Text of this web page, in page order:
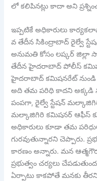
లో కలిపినట్లు కాదా అని
ఇప్పటికే అధికారులు
వ తేదీన సికింద్రాబాద్ రైల్వే
అనుమతి కోసం లష్కర్ జిల్లా
తేదీన హైదరాబాద్ పోలీస్
హైదరాబాద్ కమిషనరేట్ నుండి
అది తమ పరిధి కాదని అక్కడి
పంపగా, రైల్వే స్టేషన్
మల్కాజిగిరి కమిషనర్ ఆఫీస్
అధికారులు కూడా తమ
గురవుతున్నారని చెప్పారు.
కారణం అన్నారు. మన
ప్రభుత్వం చర్యలు
ఏర్పాటు కాకపోతే మనకు తీరని